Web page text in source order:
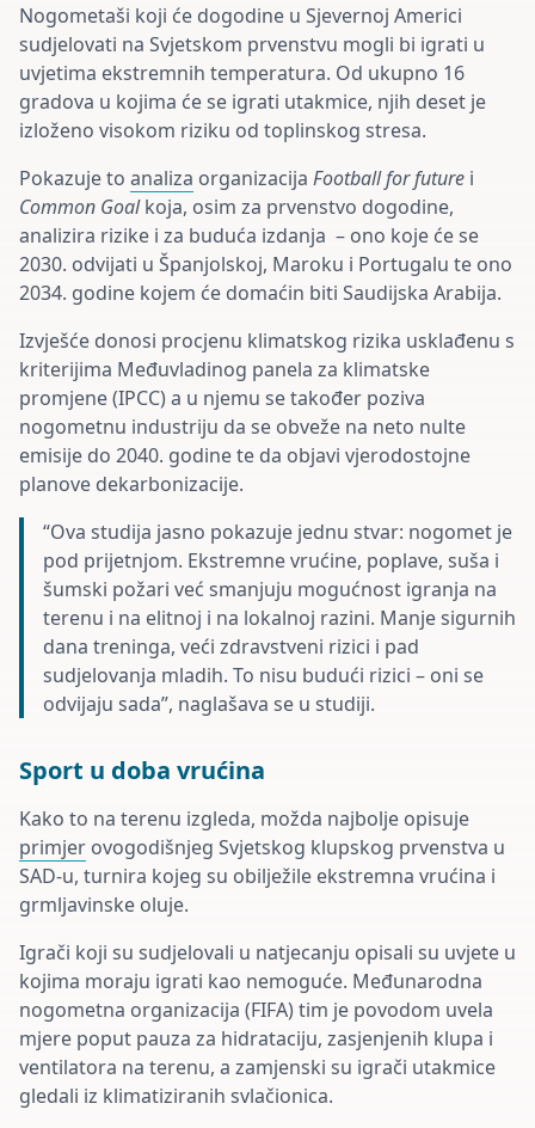
Nogometaši koji će dogodine u Sjevernoj Americi
sudjelovati na Svjetskom prvenstvu mogli bi igrati u
uvjetima ekstremnih temperatura. Od ukupno 16
gradova u kojima će se igrati utakmice, njih deset je
izloženo visokom riziku od toplinskog stresa.
Pokazuje to analiza organizacija Football for future i
Common Goalkoja, osim za prvenstvo dogodine,
analizira rizike i za buduća izdanja – ono koje će se
2030. odvijati u Španjolskoj, Maroku i Portugalu te ono
2034. godine kojem će domaćin biti Saudijska Arabija.
Izvješće donosi procjenu klimatskog rizika usklađenu s
kriterijima Međuvladinog panela za klimatske
promjene (IPCC) a u njemu se također poziva
nogometnu industriju da se obveže na neto nulte
emisije do 2040. godine te da objavi vjerodostojne
planove dekarbonizacije.
“Ova studija jasno pokazuje jednu stvar: nogomet je
pod prijetnjom. Ekstremne vrućine, poplave, suša i
šumski požari već smanjuju mogućnost igranja na
terenu i na elitnoj i na lokalnoj razini. Manje sigurnih
dana treninga, veći zdravstveni rizici i pad
sudjelovanja mladih. To nisu budući rizici – oni se
odvijaju sada”, naglašava se u studiji.
Sport u doba vrućina
Kako to na terenu izgleda, možda najbolje opisuje
primjer ovogodišnjeg Svjetskog klupskog prvenstva u
SAD-u, turnira kojeg su obilježile ekstremna vrućina i
grmljavinske oluje.
Igrači koji su sudjelovali u natjecanju opisali su uvjete u
kojima moraju igrati kao nemoguće. Međunarodna
nogometna organizacija (FIFA) tim je povodom uvela
mjere poput pauza za hidrataciju, zasjenjenih klupa i
ventilatora na terenu, a zamjenski su igrači utakmice
gledali iz klimatiziranih svlačionica.